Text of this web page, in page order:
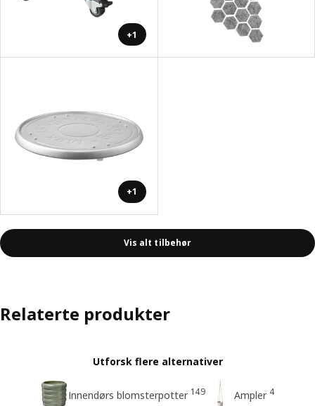
+1
+1
Vis alt tilbehør
Relaterte produkter
Utforsk flere alternativer
Innendørs blomsterpotter 149 Ampler 4